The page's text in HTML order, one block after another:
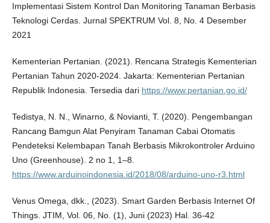
Implementasi Sistem Kontrol Dan Monitoring Tanaman Berbasis
Teknologi Cerdas. Jurnal SPEKTRUM Vol. 8, No. 4 Desember
2021
Kementerian Pertanian. (2021). Rencana Strategis Kementerian
Pertanian Tahun 2020-2024. Jakarta: Kementerian Pertanian
Republik Indonesia. Tersedia dari https://www.pertanian.go.id/
Tedistya, N. N., Winarno, & Novianti, T. (2020). Pengembangan
Rancang Bamgun Alat Penyiram Tanaman Cabai Otomatis
Pendeteksi Kelembapan Tanah Berbasis Mikrokontroler Arduino
Uno (Greenhouse). 2 no 1, 1–8.
https://www.arduinoindonesia.id/2018/08/arduino-uno-r3.html
Venus Omega, dkk., (2023). Smart Garden Berbasis Internet Of
Things. JTIM, Vol. 06, No. (1), Juni (2023) Hal. 36-42